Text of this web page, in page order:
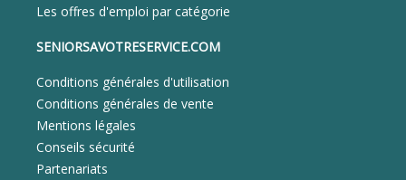
Les offres d'emploi par catégorie
SENIORSAVOTRESERVICE.COM
Conditions générales d'utilisation
Conditions générales de vente
Mentions légales
Conseils sécurité
Partenariats